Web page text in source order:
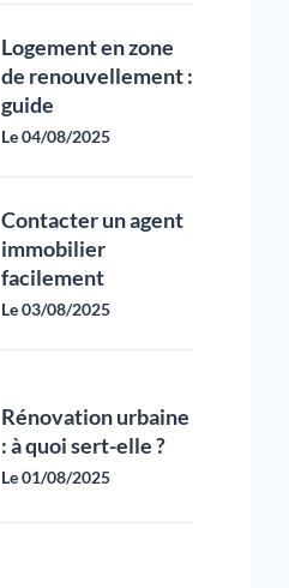
Logement en zone
de renouvellement :
guide
Le 04/08/2025
Contacter un agent
immobilier
facilement
Le 03/08/2025
Rénovation urbaine
: à quoi sert-elle ?
Le 01/08/2025